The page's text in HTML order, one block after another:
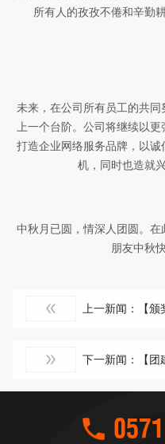
所有人的孜孜不倦和辛勤
未来，在公司所有员工的共
上一个台阶。公司将继续以
打造企业网络服务品牌，以
机，同时也造就
中秋月已圆，情深人团圆。
朋友中秋
上一新闻：【颁奖】
下一新闻：【团建